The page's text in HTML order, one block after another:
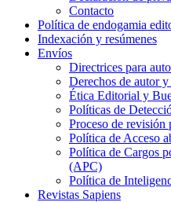
Contacto
Política de endogamia
Indexación y resúmenes
Envíos
Directrices para
Derechos de autor
Ética Editorial y
Políticas de
Proceso de revisión
Política de Acceso
Política de Cargos
(APC)
Política de
Revistas Sapiens